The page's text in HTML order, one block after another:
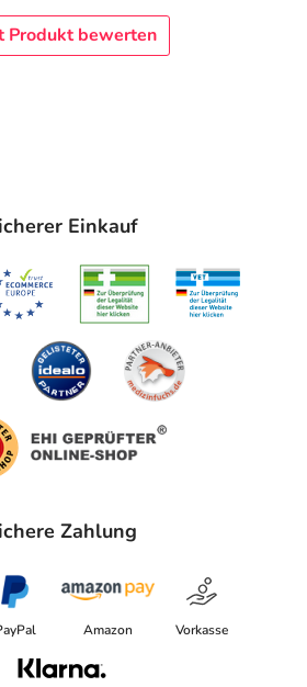
Produkt bewerten
Einkauf
Zahlung
Amazon Vorkasse